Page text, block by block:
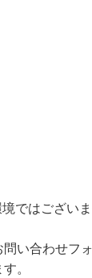
ではございま
い合わせフ
。